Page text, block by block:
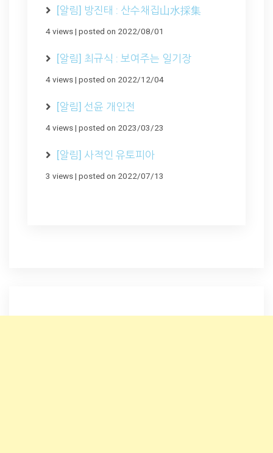
[알림] 방진태 : 산수채집山水採集
4 views| posted on 2022/08/01
[알림] 최규식 : 보여주는 일기장
4 views| posted on 2022/12/04
[알림] 선윤 개인전
4 views| posted on 2023/03/23
[알림] 사적인 유토피아
3 views| posted on 2022/07/13